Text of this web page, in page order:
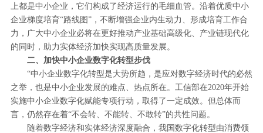
上都是中小企业，它们构成了经济运行的毛细血管。沿着优质中小
企业梯度培育“路线图”，不断增强企业内生动力、形成培育工作合
力，广大中小企业必将在更好推动产业基础高级化、产业链现代化
的同时，助力实体经济加快实现高质量发展。
二、加快中小企业数字化转型步伐
“中小企业数字化转型是大势所趋，是应对数字经济时代的必然
之举，也是中小企业发展的难点、热点所在。工信部在2020年开始
实施中小企业数字化赋能专项行动，取得了一定成效。但总体而
言，仍然存在着“不会转、不能转、不敢转”的共性问题。
随着数字经济和实体经济深度融合，我国数字化转型由消费领